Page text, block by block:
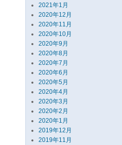
2021年1月
2020年12月
2020年11月
2020年10月
2020年9月
2020年8月
2020年7月
2020年6月
2020年5月
2020年4月
2020年3月
2020年2月
2020年1月
2019年12月
2019年11月